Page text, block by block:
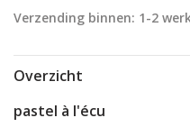
Verzending binnen: 1-2
Overzicht
pastel à l'écu